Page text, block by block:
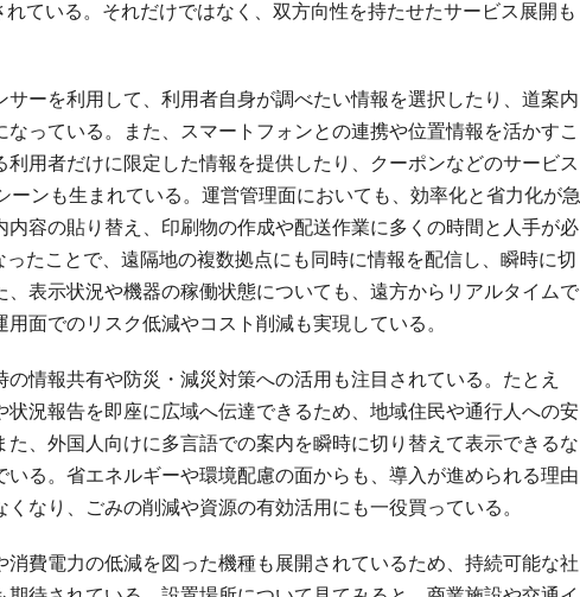
ている。それだけではなく、双方向性を持たせたサービス展開も
ーを利用して、利用者自身が調べたい情報を選択したり、道案内
っている。また、スマートフォンとの連携や位置情報を活かすこ
用者だけに限定した情報を提供したり、クーポンなどのサービス
ーンも生まれている。運営管理面においても、効率化と省力化が急
容の貼り替え、印刷物の作成や配送作業に多くの時間と人手が必
たことで、遠隔地の複数拠点にも同時に情報を配信し、瞬時に切
表示状況や機器の稼働状態についても、遠方からリアルタイムで
面でのリスク低減やコスト削減も実現している。
情報共有や防災・減災対策への活用も注目されている。たとえ
況報告を即座に広域へ伝達できるため、地域住民や通行人への安
、外国人向けに多言語での案内を瞬時に切り替えて表示できるな
る。省エネルギーや環境配慮の面からも、導入が進められる理由
なり、ごみの削減や資源の有効活用にも一役買っている。
費電力の低減を図った機種も展開されているため、持続可能な社